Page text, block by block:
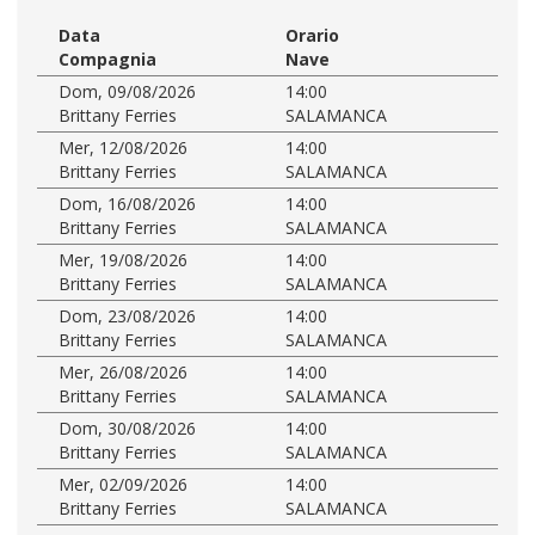
Data
Orario
Compagnia
Nave
Dom, 09/08/2026
14:00
Brittany Ferries
SALAMANCA
Mer, 12/08/2026
14:00
Brittany Ferries
SALAMANCA
Dom, 16/08/2026
14:00
Brittany Ferries
SALAMANCA
Mer, 19/08/2026
14:00
Brittany Ferries
SALAMANCA
Dom, 23/08/2026
14:00
Brittany Ferries
SALAMANCA
Mer, 26/08/2026
14:00
Brittany Ferries
SALAMANCA
Dom, 30/08/2026
14:00
Brittany Ferries
SALAMANCA
Mer, 02/09/2026
14:00
Brittany Ferries
SALAMANCA